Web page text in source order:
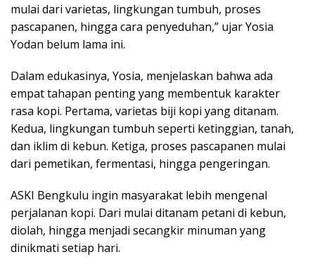
mulai dari varietas, lingkungan tumbuh, proses
pascapanen, hingga cara penyeduhan,” ujar Yosia
Yodan belum lama ini.
Dalam edukasinya, Yosia, menjelaskan bahwa ada
empat tahapan penting yang membentuk karakter
rasa kopi. Pertama, varietas biji kopi yang ditanam.
Kedua, lingkungan tumbuh seperti ketinggian, tanah,
dan iklim di kebun. Ketiga, proses pascapanen mulai
dari pemetikan, fermentasi, hingga pengeringan.
ASKI Bengkulu ingin masyarakat lebih mengenal
perjalanan kopi. Dari mulai ditanam petani di kebun,
diolah, hingga menjadi secangkir minuman yang
dinikmati setiap hari.